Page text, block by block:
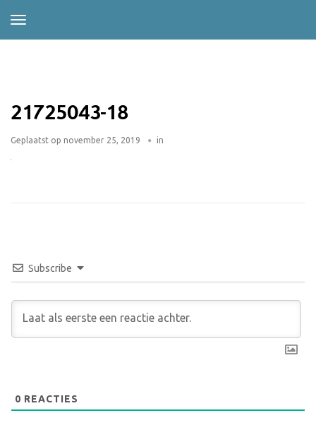
21725043-18
Geplaatst op november 25, 2019 in
Subscribe
0 REACTIES